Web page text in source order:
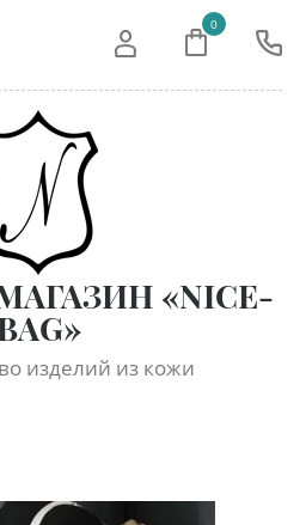
«NICE-
изделий из кожи
0